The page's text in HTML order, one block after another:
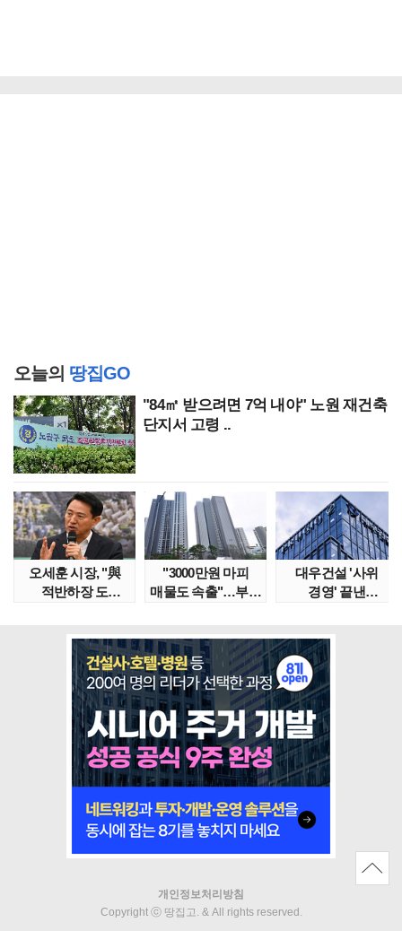
오늘의 땅집GO
"84㎡ 받으려면 7억 내야" 노원 재건축
단지서 고령 ..
오세훈 시장, "與
적반하장 도
"3000만원 마피
매물도 속출"…부산
대우건설 '사위
경영' 끝낸
개인정보처리방침
Copyright ⓒ 땅집고. & All rights reserved.